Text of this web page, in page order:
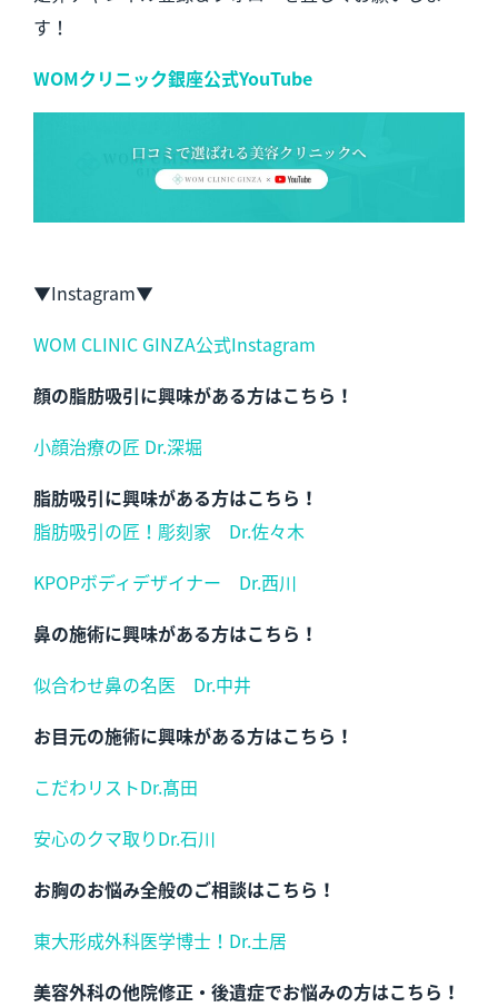
す！
WOMクリニック銀座公式YouTube
▼Instagram▼
WOM CLINIC GINZA公式Instagram
顔の脂肪吸引に興味がある方はこちら！
小顔治療の匠 Dr.深堀
脂肪吸引に興味がある方はこちら！
脂肪吸引の匠！彫刻家 Dr.佐々木
KPOPボディデザイナー Dr.西川
鼻の施術に興味がある方はこちら！
似合わせ鼻の名医 Dr.中井
お目元の施術に興味がある方はこちら！
こだわリストDr.髙田
安心のクマ取りDr.石川
お胸のお悩み全般のご相談はこちら！
東大形成外科医学博士！Dr.土居
美容外科の他院修正・後遺症でお悩みの方はこちら！